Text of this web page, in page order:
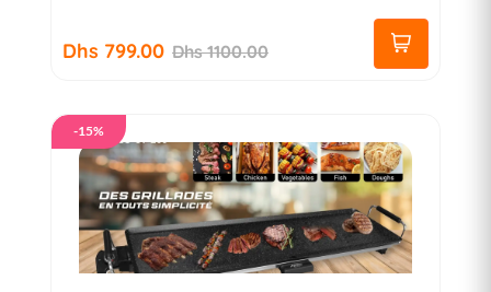
Dhs 799.00 Dhs 1100.00
-15%